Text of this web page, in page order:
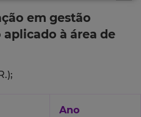
em gestão
à área de
Ano